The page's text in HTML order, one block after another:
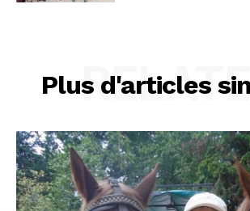
Plus d'articles